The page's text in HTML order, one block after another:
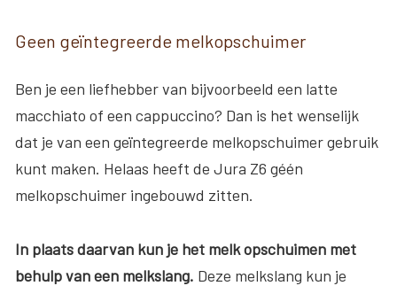
Geen geïntegreerde melkopschuimer
Ben je een liefhebber van bijvoorbeeld een latte
macchiato of een cappuccino? Dan is het wenselijk
dat je van een geïntegreerde melkopschuimer gebruik
kunt maken. Helaas heeft de Jura Z6 géén
melkopschuimer ingebouwd zitten.
In plaats daarvan kun je het melk opschuimen met
behulp van een melkslang. Deze melkslang kun je